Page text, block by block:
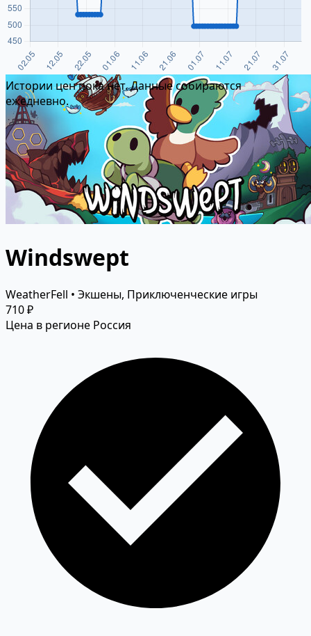
Истории цен пока нет. Данные собираются
ежедневно.
Windswept
WeatherFell • Экшены, Приключенческие игры
710 ₽
Цена в регионе Россия